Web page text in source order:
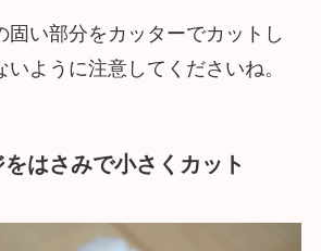
固い部分をカッターでカットし
いように注意してくださいね。
はさみで小さくカット